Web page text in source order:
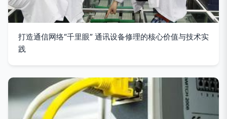
打造通信网络“千里眼” 通讯设备修理的核心价值与技术实
践